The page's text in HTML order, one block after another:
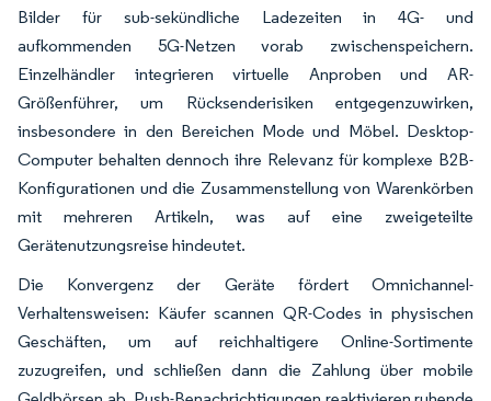
Bilder für sub-sekündliche Ladezeiten in 4G- und
aufkommenden 5G-Netzen vorab zwischenspeichern.
Einzelhändler integrieren virtuelle Anproben und AR-
Größenführer, um Rücksenderisiken entgegenzuwirken,
insbesondere in den Bereichen Mode und Möbel. Desktop-
Computer behalten dennoch ihre Relevanz für komplexe B2B-
Konfigurationen und die Zusammenstellung von Warenkörben
mit mehreren Artikeln, was auf eine zweigeteilte
Gerätenutzungsreise hindeutet.
Die Konvergenz der Geräte fördert Omnichannel-
Verhaltensweisen: Käufer scannen QR-Codes in physischen
Geschäften, um auf reichhaltigere Online-Sortimente
zuzugreifen, und schließen dann die Zahlung über mobile